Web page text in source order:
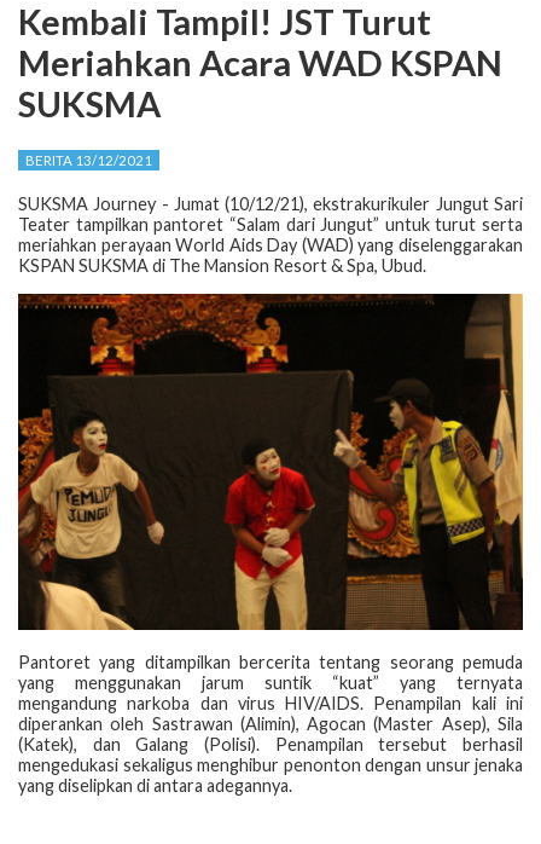
Kembali Tampil! JST Turut
Meriahkan Acara WAD KSPAN
SUKSMA
BERITA 13/12/2021
SUKSMA Journey - Jumat (10/12/21), ekstrakurikuler Jungut Sari
Teater tampilkan pantoret “Salam dari Jungut” untuk turut serta
meriahkan perayaan World Aids Day (WAD) yang diselenggarakan
KSPAN SUKSMA di The Mansion Resort & Spa, Ubud.
Pantoret yang ditampilkan bercerita tentang seorang pemuda
yang menggunakan jarum suntik “kuat” yang ternyata
mengandung narkoba dan virus HIV/AIDS. Penampilan kali ini
diperankan oleh Sastrawan (Alimin), Agocan (Master Asep), Sila
(Katek), dan Galang (Polisi). Penampilan tersebut berhasil
mengedukasi sekaligus menghibur penonton dengan unsur jenaka
yang diselipkan di antara adegannya.